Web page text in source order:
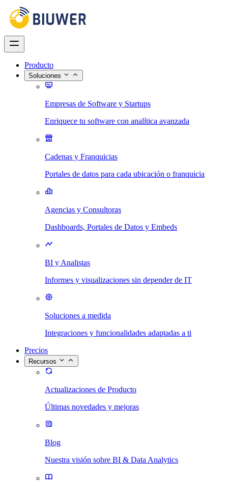
Producto
Soluciones
Empresas de Software y Startups
Enriquece tu software con analítica avanzada
Cadenas y Franquicias
Portales de datos para cada ubicación o franquicia
Agencias y Consultoras
Dashboards, Portales de Datos y Embeds
BI y Analistas
Informes y visualizaciones sin depender de IT
Soluciones a medida
Integraciones y funcionalidades adaptadas a ti
Precios
Recursos
Actualizaciones de Producto
Últimas novedades y mejoras
Blog
Nuestra visión sobre BI & Data Analytics